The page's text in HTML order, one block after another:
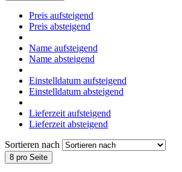
Preis aufsteigend
Preis absteigend
Name aufsteigend
Name absteigend
Einstelldatum aufsteigend
Einstelldatum absteigend
Lieferzeit aufsteigend
Lieferzeit absteigend
Sortieren nach
8 pro Seite